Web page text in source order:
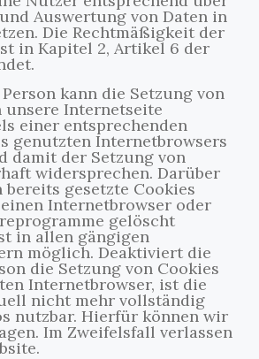
Auswertung von Daten in
Die Rechtmäßigkeit der
in Kapitel 2, Artikel 6 der
kann die Setzung von
unsere Internetseite
einer entsprechenden
genutzten Internetbrowsers
damit der Setzung von
widersprechen. Darüber
bereits gesetzte Cookies
Internetbrowser oder
gelöscht
in allen gängigen
möglich. Deaktiviert die
die Setzung von Cookies
Internetbrowser, ist die
nicht mehr vollständig
nutzbar. Hierfür können wir
Im Zweifelsfall verlassen